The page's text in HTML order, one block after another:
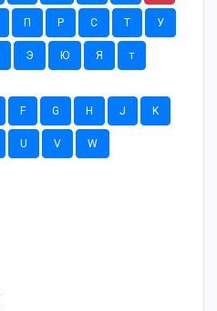
П Р С Т У
Э Ю Я т
F G H J K
U V W